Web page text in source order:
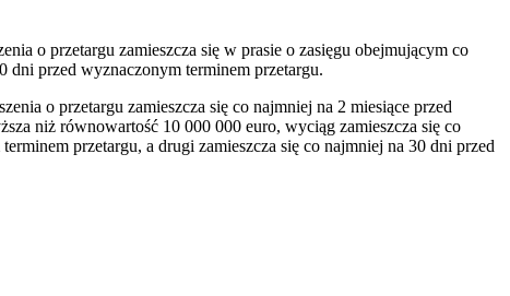
o przetargu zamieszcza się w prasie o zasięgu obejmującym co
dni przed wyznaczonym terminem przetargu.
o przetargu zamieszcza się co najmniej na 2 miesiące przed
niż równowartość 10 000 000 euro, wyciąg zamieszcza się co
przetargu, a drugi zamieszcza się co najmniej na 30 dni przed